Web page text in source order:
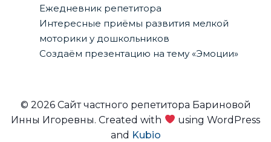
Ежедневник репетитора
Интересные приёмы развития мелкой
моторики у дошкольников
Создаём презентацию на тему «Эмоции»
© 2026 Сайт частного репетитора Бариновой
Инны Игоревны. Created with
using WordPress
and Kubio